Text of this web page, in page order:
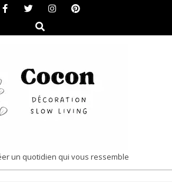
Search
un quotidien qui vous ressemble